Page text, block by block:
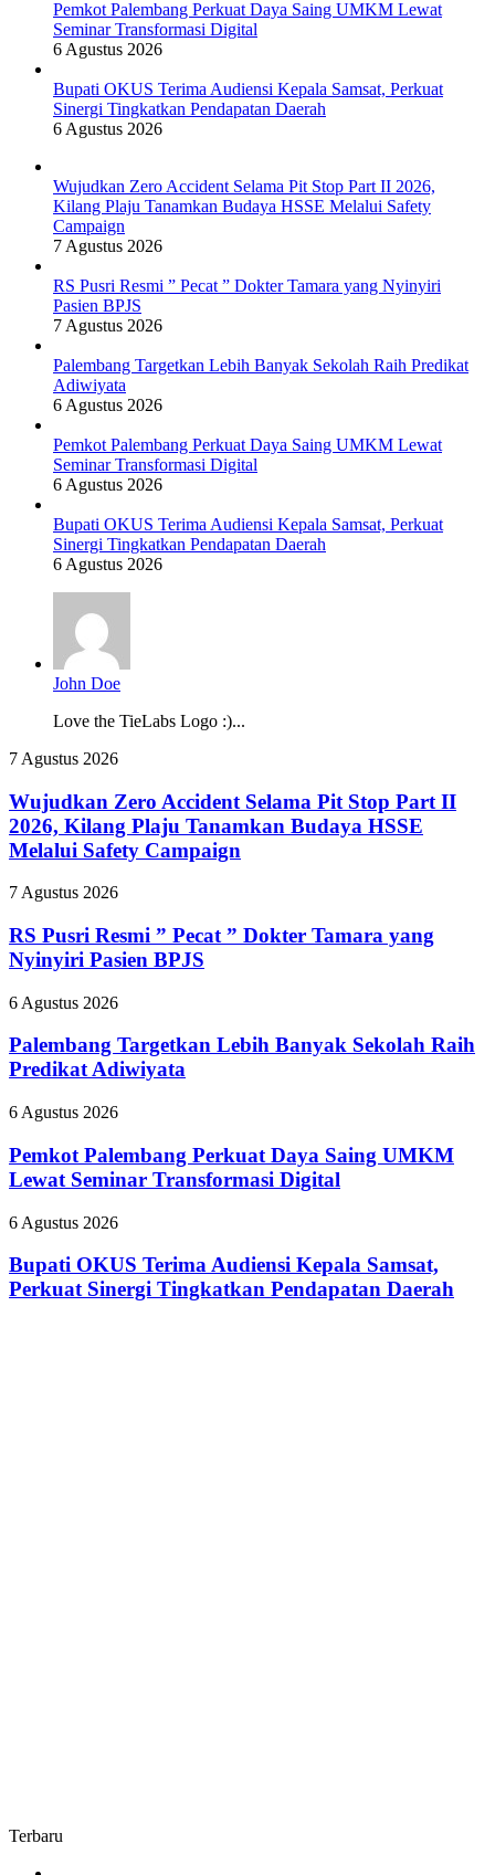
Pemkot Palembang Perkuat Daya Saing UMKM Lewat
Seminar Transformasi Digital
6 Agustus 2026
Bupati OKUS Terima Audiensi Kepala Samsat, Perkuat
Sinergi Tingkatkan Pendapatan Daerah
6 Agustus 2026
Wujudkan Zero Accident Selama Pit Stop Part II 2026,
Kilang Plaju Tanamkan Budaya HSSE Melalui Safety
Campaign
7 Agustus 2026
RS Pusri Resmi ” Pecat ” Dokter Tamara yang Nyinyiri
Pasien BPJS
7 Agustus 2026
Palembang Targetkan Lebih Banyak Sekolah Raih Predikat
Adiwiyata
6 Agustus 2026
Pemkot Palembang Perkuat Daya Saing UMKM Lewat
Seminar Transformasi Digital
6 Agustus 2026
Bupati OKUS Terima Audiensi Kepala Samsat, Perkuat
Sinergi Tingkatkan Pendapatan Daerah
6 Agustus 2026
John Doe
Love the TieLabs Logo :)...
Wujudkan
Accident
Selama
Pit
Stop
II
Kilang
Plaju
Tanamkan
Budaya
HSSE
Melalui
Safety
Campaign
7 Agustus 2026
Wujudkan Zero Accident Selama Pit Stop Part II
2026, Kilang Plaju Tanamkan Budaya HSSE
Melalui Safety Campaign
RS
Resmi
”
Pecat
Dokter
yang
Nyinyiri
BPJS
7 Agustus 2026
RS Pusri Resmi ” Pecat ” Dokter Tamara yang
Nyinyiri Pasien BPJS
Palembang
Lebih
Banyak
Sekolah
Predikat
6 Agustus 2026
Palembang Targetkan Lebih Banyak Sekolah Raih
Predikat Adiwiyata
Pemkot
Perkuat
Daya
Saing
Lewat
Transformasi
Digital
6 Agustus 2026
Pemkot Palembang Perkuat Daya Saing UMKM
Lewat Seminar Transformasi Digital
Bupati
Terima
Audiensi
Kepala
6 Agustus 2026
Bupati OKUS Terima Audiensi Kepala Samsat,
Perkuat Sinergi Tingkatkan Pendapatan Daerah
Terbaru